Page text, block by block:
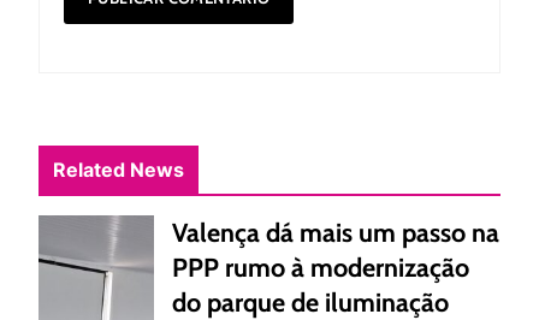
Related News
Valença dá mais um passo na
PPP rumo à modernização
do parque de iluminação